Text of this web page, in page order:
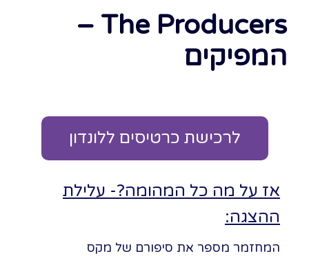
The Producers –
המפיקים
לרכישת כרטיסים ללונדון
אז על מה כל המהומה?- עלילת
ההצגה:
המחזמר מספר את סיפורם של מקס